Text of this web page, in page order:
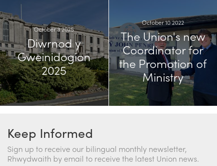
October 3 2025
Diwrnod y
Gweinidogion
2025
October 10 2022
The Union's new
Coordinator for
the Promotion of
Ministry
Keep Informed
Sign up to receive our bilingual monthly newsletter,
Rhwydwaith by email to receive the latest Union news.